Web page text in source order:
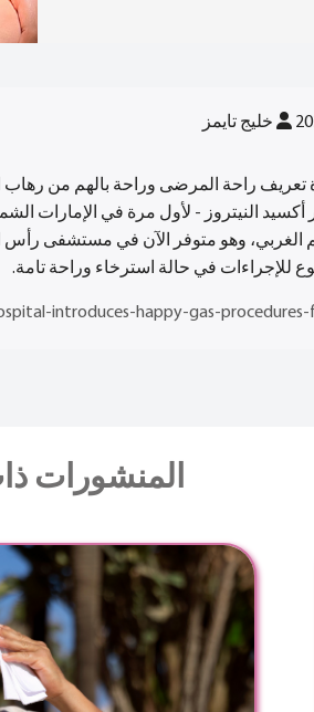
خليج تايمز
راحة المرضى وراحة بالهم من
أكسيد النيتروز - لأول مرة في الإمارات
الغربي، وهو متوفر الآن في مستشفى رأس
للإجراءات في حالة استرخاء وراحة تامة.
introduces-happy-gas-
المنشورات